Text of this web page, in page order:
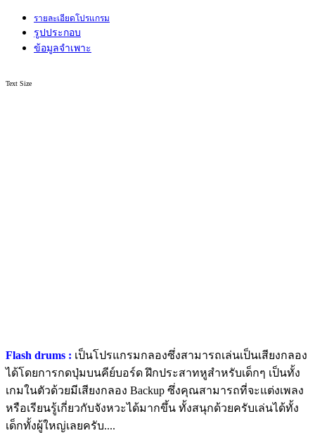
รายละเอียดโปรแกรม
รูปประกอบ
ข้อมูลจำเพาะ
Text Size
Flash drums : เป็นโปรแกรมกลองซึ่งสามารถเล่นเป็นเสียงกลอง
ได้โดยการกดปุ่มบนคีย์บอร์ด ฝึกประสาทหูสำหรับเด็กๆ เป็นทั้ง
เกมในตัวด้วยมีเสียงกลอง Backup ซึ่งคุณสามารถที่จะแต่งเพลง
หรือเรียนรู้เกี่ยวกับจังหวะได้มากขึ้น ทั้งสนุกด้วยครับเล่นได้ทั้ง
เด็กทั้งผู้ใหญ่เลยครับ....